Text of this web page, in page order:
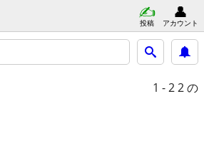
投稿 アカウント
1 - 22 の